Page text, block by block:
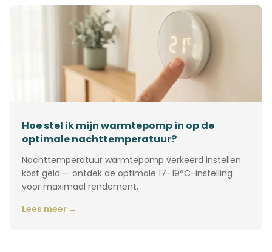
Hoe stel ik mijn warmtepomp in op de
optimale nachttemperatuur?
Nachttemperatuur warmtepomp verkeerd instellen
kost geld — ontdek de optimale 17–19°C-instelling
voor maximaal rendement.
Lees meer →